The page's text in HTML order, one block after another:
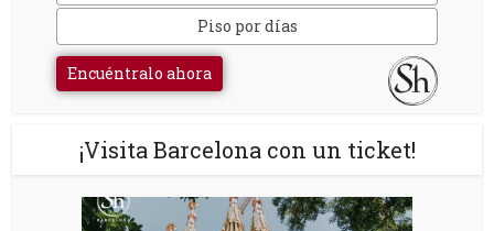
Piso por días
Encuéntralo ahora
¡Visita Barcelona con un ticket!